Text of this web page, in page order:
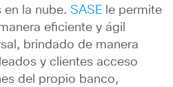
en la nube. SASE le permite
eficiente y ágil
brindado de manera
y clientes acceso
del propio banco,